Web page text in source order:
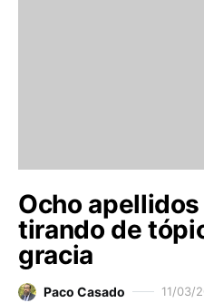
Ocho
tirando de
gracia
Paco Casado 11/03/